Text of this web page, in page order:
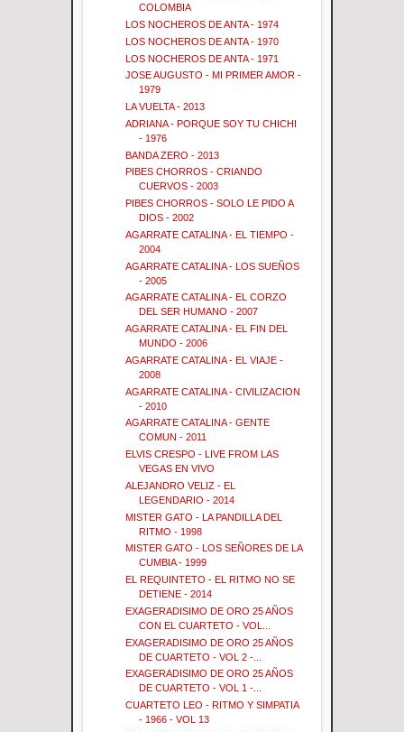
COLOMBIA
LOS NOCHEROS DE ANTA - 1974
LOS NOCHEROS DE ANTA - 1970
LOS NOCHEROS DE ANTA - 1971
JOSE AUGUSTO - MI PRIMER AMOR -
1979
LA VUELTA - 2013
ADRIANA - PORQUE SOY TU CHICHI
- 1976
BANDA ZERO - 2013
PIBES CHORROS - CRIANDO
CUERVOS - 2003
PIBES CHORROS - SOLO LE PIDO A
DIOS - 2002
AGARRATE CATALINA - EL TIEMPO -
2004
AGARRATE CATALINA - LOS SUEÑOS
- 2005
AGARRATE CATALINA - EL CORZO
DEL SER HUMANO - 2007
AGARRATE CATALINA - EL FIN DEL
MUNDO - 2006
AGARRATE CATALINA - EL VIAJE -
2008
AGARRATE CATALINA - CIVILIZACION
- 2010
AGARRATE CATALINA - GENTE
COMUN - 2011
ELVIS CRESPO - LIVE FROM LAS
VEGAS EN VIVO
ALEJANDRO VELIZ - EL
LEGENDARIO - 2014
MISTER GATO - LA PANDILLA DEL
RITMO - 1998
MISTER GATO - LOS SEÑORES DE LA
CUMBIA - 1999
EL REQUINTETO - EL RITMO NO SE
DETIENE - 2014
EXAGERADISIMO DE ORO 25 AÑOS
CON EL CUARTETO - VOL...
EXAGERADISIMO DE ORO 25 AÑOS
DE CUARTETO - VOL 2 -...
EXAGERADISIMO DE ORO 25 AÑOS
DE CUARTETO - VOL 1 -...
CUARTETO LEO - RITMO Y SIMPATIA
- 1966 - VOL 13